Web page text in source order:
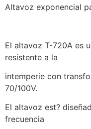
Altavoz exponencial
El altavoz T-720A es
resistente a la
intemperie con
70/100V.
El altavoz est?
frecuencia